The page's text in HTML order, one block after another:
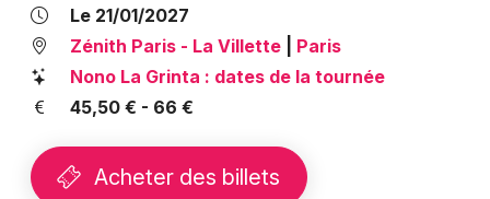
Activité & Expérience
Manifestations
Foires & salons
Spectacles
Marseille
Mulhouse
Nantes
Le 21/01/2027
Zénith Paris - La Villette
Paris
Nono La Grinta : dates de la tournée
45,50 € - 66 €
Acheter des billets